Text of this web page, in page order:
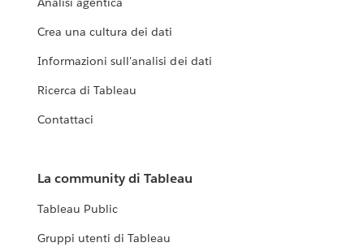
Crea una cultura dei dati
Informazioni sull'analisi dei dati
Ricerca di Tableau
Contattaci
La community di Tableau
Tableau Public
Gruppi utenti di Tableau